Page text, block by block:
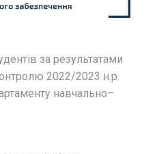
за результатами
2022/2023 н.р.
навчально–